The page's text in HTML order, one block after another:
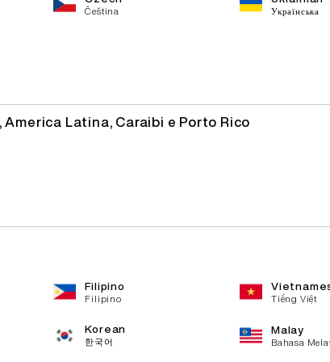
Čeština Українська
Latina, Caraibi e Porto Rico
Filipino
Filipino Tiếng Việt
Korean
한국어
Malay
Bahasa